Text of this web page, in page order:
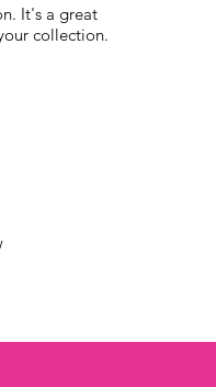
It's a great
collection.